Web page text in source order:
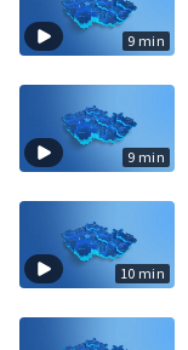
9 min
9 min
10 min